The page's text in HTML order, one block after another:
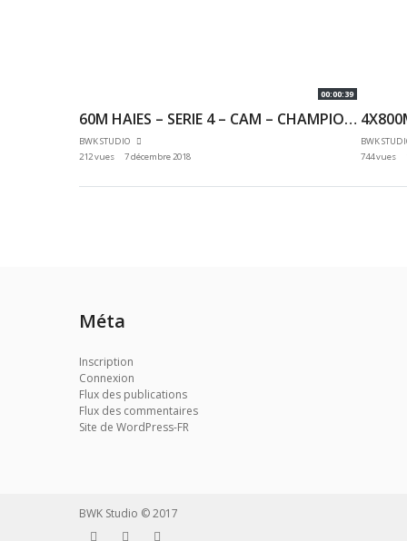
00:00:39
60M HAIES – SERIE 4 – CAM – CHAMPIONNAT 92 & 78 INDOOR 02/12/2018 – EAUBONNE
BWK STUDIO
212 vues
7 décembre 2018
BWK
744 vues
Méta
Inscription
Connexion
Flux des publications
Flux des commentaires
Site de WordPress-FR
BWK Studio © 2017